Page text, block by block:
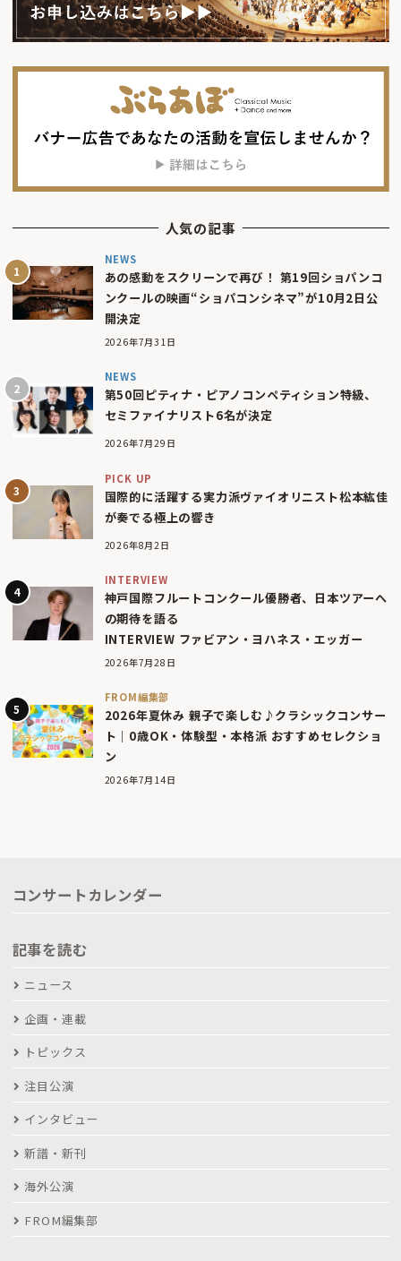
人気の記事
NEWS
あの感動をスクリーンで再び！ 第19回ショパンコ
ンクールの映画“ショパコンシネマ”が10月2日公
開決定
2026年7月31日
NEWS
第50回ピティナ・ピアノコンペティション特級、
セミファイナリスト6名が決定
2026年7月29日
PICK UP
国際的に活躍する実力派ヴァイオリニスト松本紘佳
が奏でる極上の響き
2026年8月2日
INTERVIEW
神戸国際フルートコンクール優勝者、日本ツアーへ
の期待を語る
INTERVIEW ファビアン・ヨハネス・エッガー
2026年7月28日
FROM編集部
2026年夏休み 親子で楽しむ♪クラシックコンサー
ト｜0歳OK・体験型・本格派 おすすめセレクショ
ン
2026年7月14日
コンサートカレンダー
記事を読む
ニュース
企画・連載
トピックス
注目公演
インタビュー
新譜・新刊
海外公演
FROM編集部